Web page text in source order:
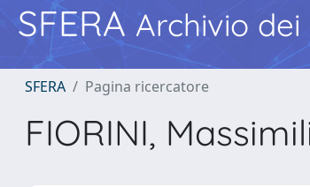
SFERA Archivio
SFERA Pagina ricercatore
FIORINI,